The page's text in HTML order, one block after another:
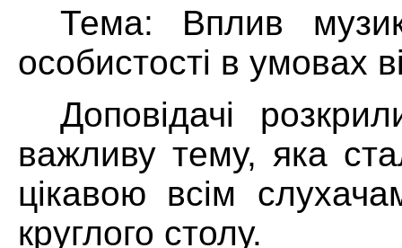
Тема: Вплив
особистості в умовах
Доповідачі
важливу тему, яка
цікавою всім
круглого столу.